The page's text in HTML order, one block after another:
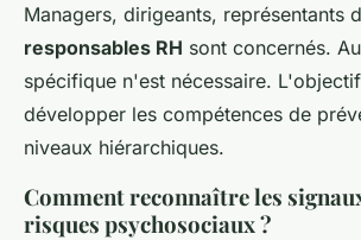
Managers, dirigeants, représentants
responsables RH sont concernés.
spécifique n'est nécessaire.
développer les compétences de
niveaux hiérarchiques.
Comment reconnaître les
risques psychosociaux ?